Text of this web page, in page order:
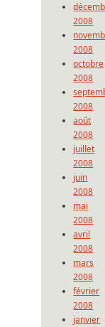
2008
2008
octobre
2008
2008
août
2008
juillet
2008
juin
2008
mai
2008
avril
2008
mars
2008
février
2008
janvier